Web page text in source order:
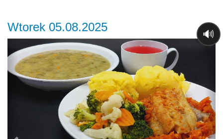
Wtorek 05.08.2025
Previous
🔊